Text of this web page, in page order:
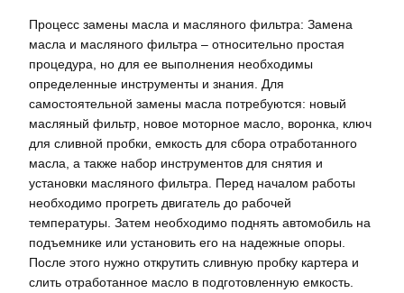
Процесс замены масла и масляного фильтра: Замена
масла и масляного фильтра – относительно простая
процедура, но для ее выполнения необходимы
определенные инструменты и знания. Для
самостоятельной замены масла потребуются: новый
масляный фильтр, новое моторное масло, воронка, ключ
для сливной пробки, емкость для сбора отработанного
масла, а также набор инструментов для снятия и
установки масляного фильтра. Перед началом работы
необходимо прогреть двигатель до рабочей
температуры. Затем необходимо поднять автомобиль на
подъемнике или установить его на надежные опоры.
После этого нужно открутить сливную пробку картера и
слить отработанное масло в подготовленную емкость.